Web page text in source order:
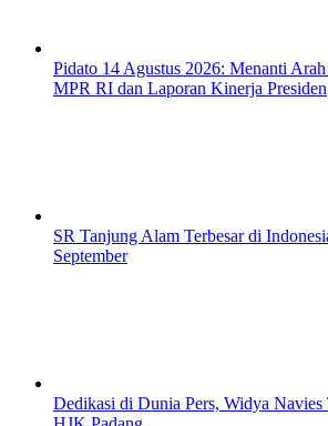
Pidato 14 Agustus 2026: Menanti
MPR RI dan Laporan Kinerja Presiden
SR Tanjung Alam Terbesar di
September
Dedikasi di Dunia Pers, Widya Navies